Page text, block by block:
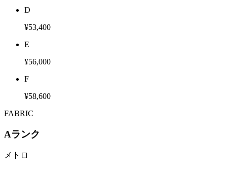
D
¥53,400
E
¥56,000
F
¥58,600
FABRIC
Aランク
メトロ